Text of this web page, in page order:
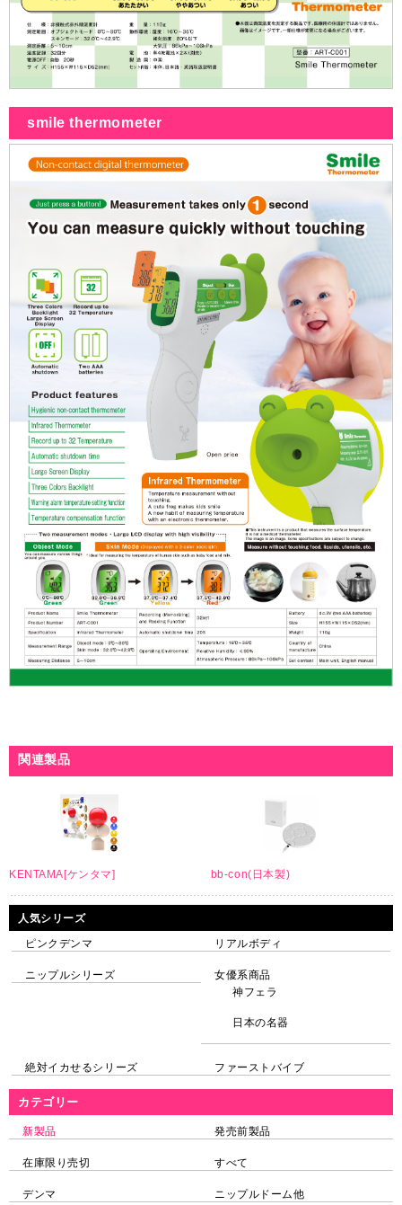
人気シリーズ
ピンクデンマ リアルボディ
ニップルシリーズ
女優系商品
神フェラ
日本の名器
絶対イカせるシリーズ ファーストバイブ
カテゴリー
新製品 発売前製品
在庫限り売切 すべて
デンマ ニップルドーム他
smile thermometer
関連製品
KENTAMA[ケンタマ] bb-con(日本製)